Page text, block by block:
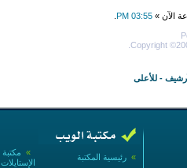
الآن » 03:55 PM
Copyright
- للأعلى
» مكتبة
الإستايلات
» رئيسية المكتبة